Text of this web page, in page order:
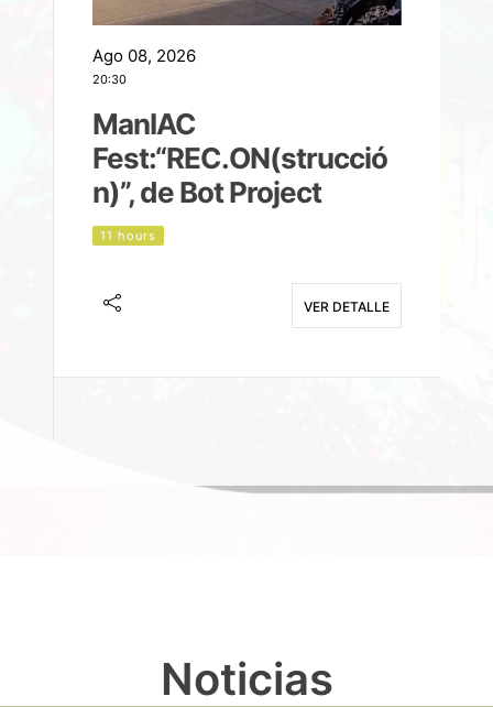
Ago 08, 2026
20:30
ManIAC
Fest:“REC.ON(strucció
n)”, de Bot Project
11 hours
VER DETALLE
Noticias